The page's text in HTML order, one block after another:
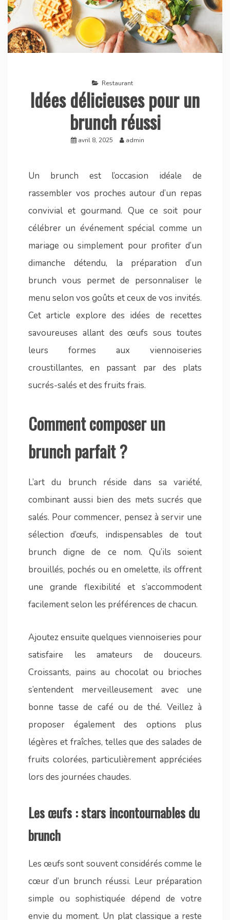
Restaurant
Idées délicieuses pour un
brunch réussi
avril 8, 2025 admin
Un brunch est l’occasion idéale de
rassembler vos proches autour d’un repas
convivial et gourmand. Que ce soit pour
célébrer un événement spécial comme un
mariage ou simplement pour profiter d’un
dimanche détendu, la préparation d’un
brunch vous permet de personnaliser le
menu selon vos goûts et ceux de vos invités.
Cet article explore des idées de recettes
savoureuses allant des œufs sous toutes
leurs formes aux viennoiseries
croustillantes, en passant par des plats
sucrés-salés et des fruits frais.
Comment composer un
brunch parfait ?
L’art du brunch réside dans sa variété,
combinant aussi bien des mets sucrés que
salés. Pour commencer, pensez à servir une
sélection d’œufs, indispensables de tout
brunch digne de ce nom. Qu’ils soient
brouillés, pochés ou en omelette, ils offrent
une grande flexibilité et s’accommodent
facilement selon les préférences de chacun.
Ajoutez ensuite quelques viennoiseries pour
satisfaire les amateurs de douceurs.
Croissants, pains au chocolat ou brioches
s’entendent merveilleusement avec une
bonne tasse de café ou de thé. Veillez à
proposer également des options plus
légères et fraîches, telles que des salades de
fruits colorées, particulièrement appréciées
lors des journées chaudes.
Les œufs : stars incontournables du
brunch
Les œufs sont souvent considérés comme le
cœur d’un brunch réussi. Leur préparation
simple ou sophistiquée dépend de votre
envie du moment. Un plat classique a reste